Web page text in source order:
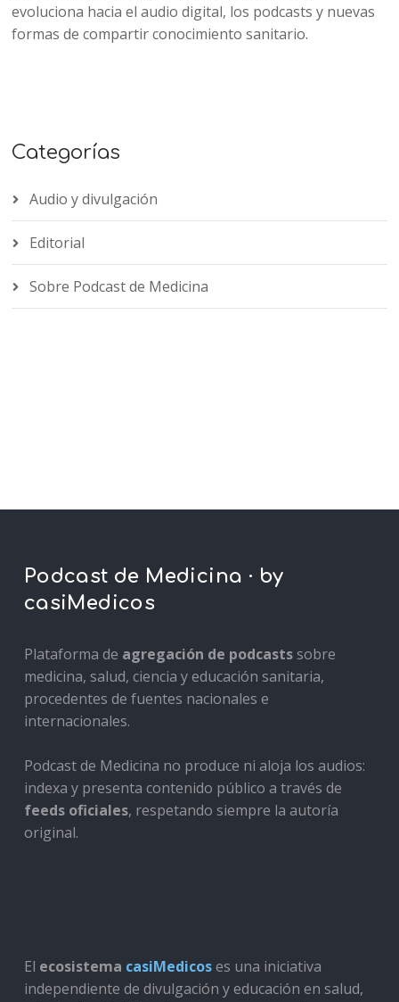
evoluciona hacia el audio digital, los podcasts y nuevas
formas de compartir conocimiento sanitario.
Categorías
Audio y divulgación
Editorial
Sobre Podcast de Medicina
Podcast de Medicina · by
casiMedicos
Plataforma de agregación de podcastssobre
medicina, salud, ciencia y educación sanitaria,
procedentes de fuentes nacionales e
internacionales.
Podcast de Medicina no produce ni aloja los audios:
indexa y presenta contenido público a través de
feeds oficiales, respetando siempre la autoría
original.
El ecosistema casiMedicoses una iniciativa
independiente de divulgación y educación en salud,